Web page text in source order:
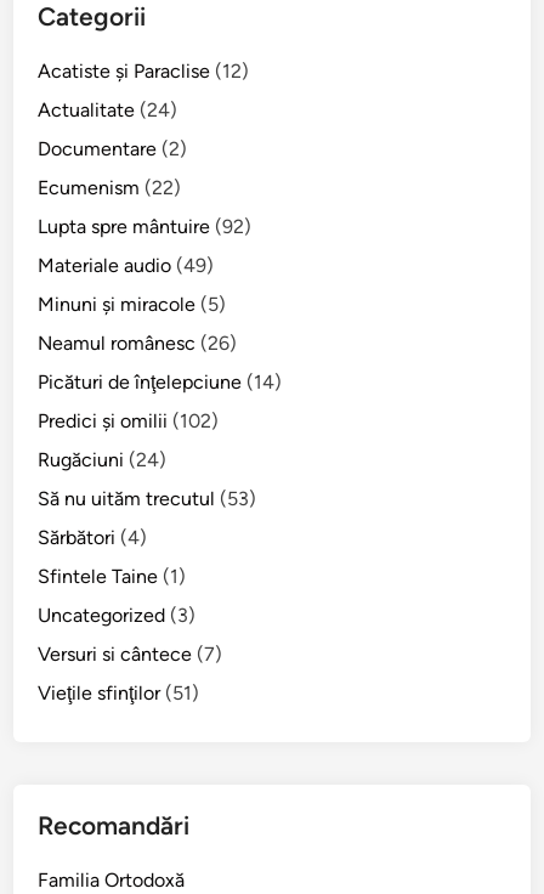
Categorii
Acatiste şi Paraclise (12)
Actualitate (24)
Documentare (2)
Ecumenism (22)
Lupta spre mântuire (92)
Materiale audio (49)
Minuni şi miracole (5)
Neamul românesc (26)
Picături de înţelepciune (14)
Predici şi omilii (102)
Rugăciuni (24)
Să nu uităm trecutul (53)
Sărbători (4)
Sfintele Taine (1)
Uncategorized (3)
Versuri si cântece (7)
Vieţile sfinţilor(51)
Recomandări
Familia Ortodoxă